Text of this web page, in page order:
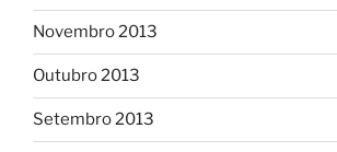
Novembro 2013
Outubro 2013
Setembro 2013